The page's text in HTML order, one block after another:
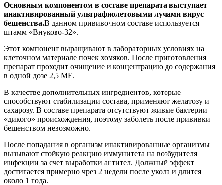
Основным компонентом в составе препарата выступает
инактивированный ультрафиолетовыми лучами вирус
бешенства.В данном прививочном составе используется
штамм «Внуково-32».
Этот компонент выращивают в лабораторных условиях на
клеточном материале почек хомяков. После приготовления
препарат проходит очищение и концентрацию до содержания
в одной дозе 2,5 МЕ.
В качестве дополнительных ингредиентов, которые
способствуют стабилизации состава, применяют желатозу и
сахарозу. В составе препарата отсутствуют живые бактерии
«дикого» происхождения, поэтому заболеть после прививки
бешенством невозможно.
После попадания в организм инактивированные организмы
вызывают стойкую реакцию иммунитета на возбудителя
инфекции за счет выработки антител. Должный эффект
достигается примерно чрез 2 недели после укола и длится
около 1 года.